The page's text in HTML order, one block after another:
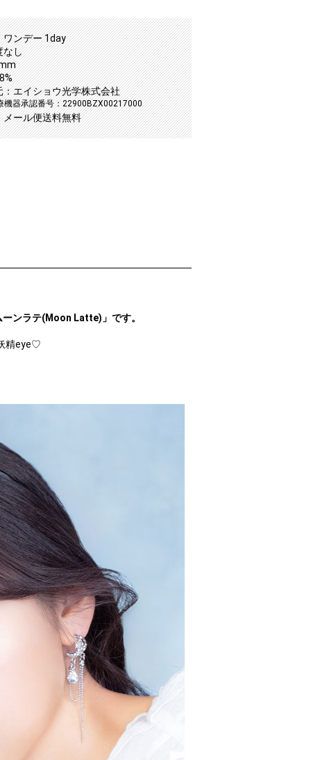
ワンデー 1day
なし
：エイショウ光学株式会社
機器承認番号：22900BZX00217000
メール便送料無料
ンラテ(Moon Latte)」です。
精eye♡